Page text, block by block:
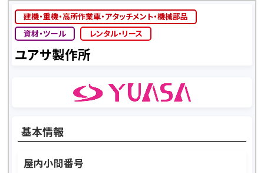
建機・重機・高所作業車・アタッチメント・機械部品
資材・ツール
レンタル・リース
ユアサ製作所
基本情報
屋内小間番号